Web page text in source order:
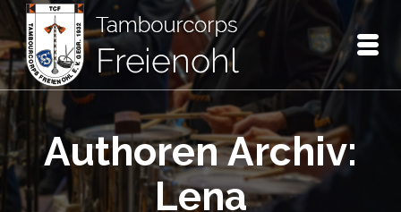
Authoren Archiv:
Lena